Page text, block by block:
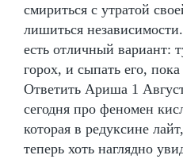
смириться с утратой
лишиться
есть отличный вариант:
горох, и сыпать его,
Ответить Ариша 1
сегодня про феномен
которая в редуксине
теперь хоть наглядно